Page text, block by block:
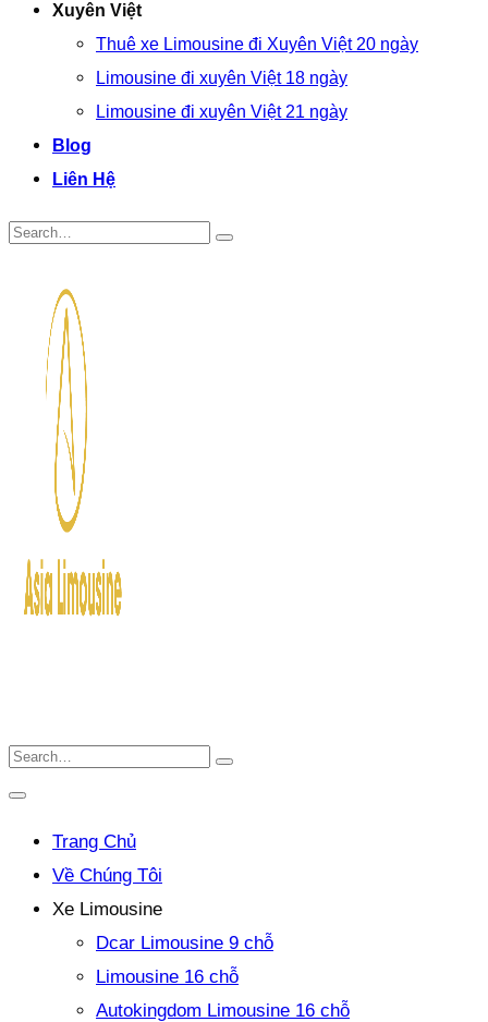
Xuyên Việt
Thuê xe Limousine đi Xuyên Việt 20 ngày
Limousine đi xuyên Việt 18 ngày
Limousine đi xuyên Việt 21 ngày
Blog
Liên Hệ
Trang Chủ
Về Chúng Tôi
Xe Limousine
Dcar Limousine 9 chỗ
Limousine 16 chỗ
Autokingdom Limousine 16 chỗ